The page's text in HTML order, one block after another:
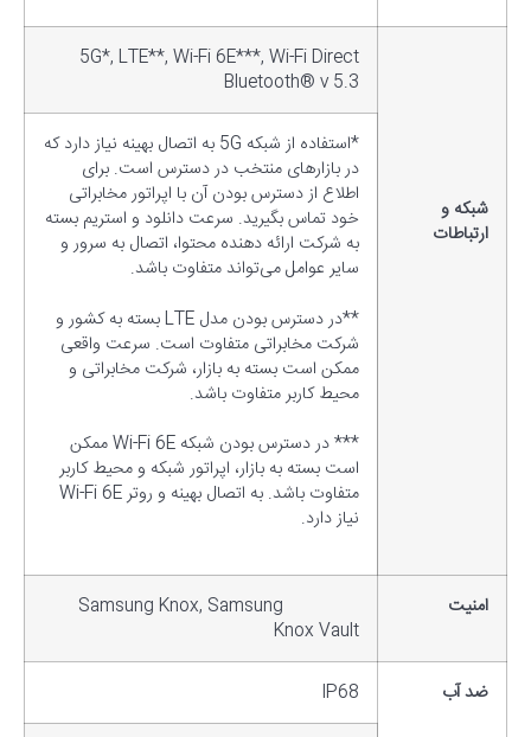
شبکه و
ارتباطات
5G*, LTE**, Wi-Fi 6E***, Wi-Fi Direct
Bluetooth® v 5.3
*استفاده از شبکه 5G به اتصال بهینه نیاز دارد که
در بازارهای منتخب در دسترس است. برای
اطلاع از دسترس بودن آن با اپراتور مخابراتی
خود تماس بگیرید. سرعت دانلود و استریم بسته
به شرکت ارائه دهنده محتوا، اتصال به سرور و
سایر عوامل می‌تواند متفاوت باشد.
**در دسترس بودن مدل LTE بسته به کشور و
شرکت مخابراتی متفاوت است. سرعت واقعی
ممکن است بسته به بازار، شرکت مخابراتی و
محیط کاربر متفاوت باشد.
*** در دسترس بودن شبکه Wi-Fi 6E ممکن
است بسته به بازار، اپراتور شبکه و محیط کاربر
متفاوت باشد. به اتصال بهینه و روتر Wi-Fi 6E
نیاز دارد.
امنیت
Samsung Knox, Samsung
Knox Vault
ضد آب IP68